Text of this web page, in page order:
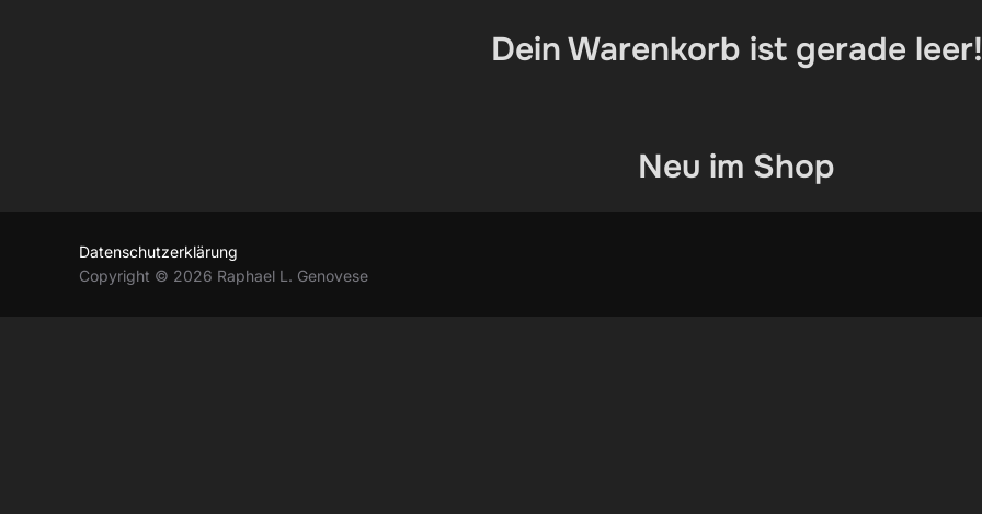
Dein Warenkorb ist gerade leer!
Neu im Shop
Datenschutzerklärung
Copyright © 2026 Raphael L. Genovese